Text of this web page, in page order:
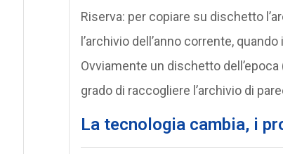
Riserva: per copiare su dischetto
l’archivio dell’anno corrente,
Ovviamente un dischetto
grado di raccogliere l’archivio di
La tecnologia cambia, i